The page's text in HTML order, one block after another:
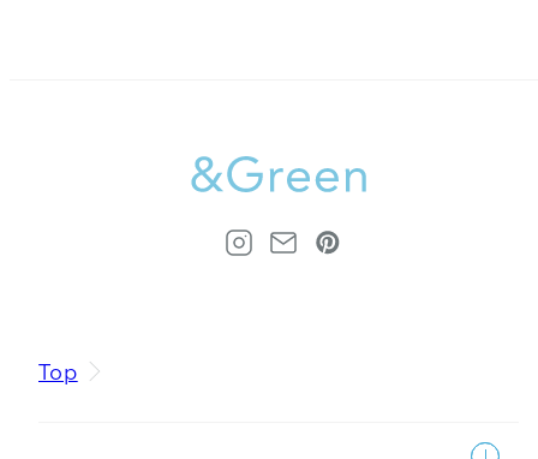
Top